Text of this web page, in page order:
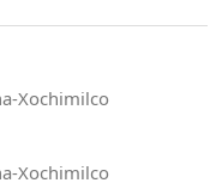
Xochimilco
Xochimilco